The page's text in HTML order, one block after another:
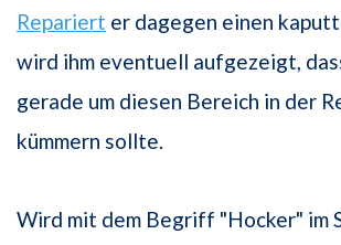
Repariert er dagegen einen
wird ihm eventuell aufgezeigt,
gerade um diesen Bereich in der
kümmern sollte.
Wird mit dem Begriff "Hocker" im